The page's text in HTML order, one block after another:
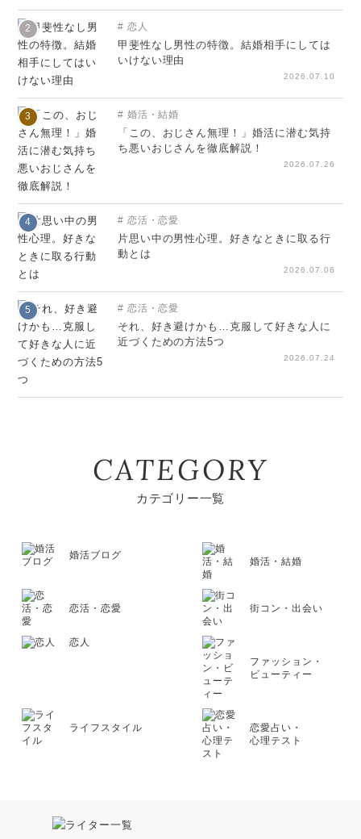
2 恋人
甲斐性なし男性の特徴。結婚相手にしては
いけない理由
2026.07.10
3 婚活・結婚
「この、おじさん無理！」婚活に潜む気持
ち悪いおじさんを徹底解説！
2026.07.26
4 恋活・恋愛
片思い中の男性心理。好きなときに取る行
動とは
2026.07.06
5 恋活・恋愛
それ、好き避けかも…克服して好きな人に
近づくための方法5つ
2026.07.24
CATEGORY
カテゴリー一覧
婚活ブログ
婚活・結婚
恋活・恋愛 街コン・出会い
恋人
ファッション・
ビューティー
ライフスタイル
恋愛占い・
心理テスト